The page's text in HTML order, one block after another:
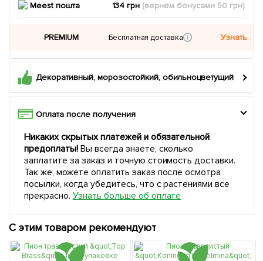
Meest пошта 134 грн (вернем бонусами 50 грн)
PREMIUM Бесплатная доставка Узнать
Декоративный, морозостойкий, обильноцветущий
Оплата после получения
Никаких скрытых платежей и обязательной
предоплаты!Вы всегда знаете, сколько
заплатите за заказ и точную стоимость доставки.
Так же, можете оплатить заказ после осмотра
посылки, когда убедитесь, что с растениями все
прекрасно. Узнать больше об оплате
С этим товаром рекомендуют